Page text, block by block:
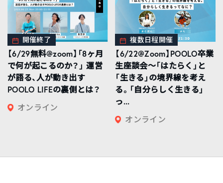
開催終了
【6/29無料@zoom】「8ヶ月
で何が起こるのか？」 運営
が語る、人が動き出す
POOLO LIFEの裏側とは？
オンライン
複数日程開催
【6/22@Zoom】POOLO卒業
生座談会〜「はたらく」と
「生きる」の境界線を考え
る。「自分らしく生きる」
っ...
オンライン